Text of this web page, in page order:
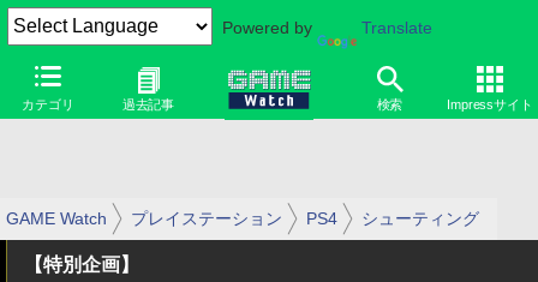
Powered by Translate
カテゴリ 過去記事 検索 Impressサイト
GAME Watch プレイステーション PS4 シューティング
【特別企画】